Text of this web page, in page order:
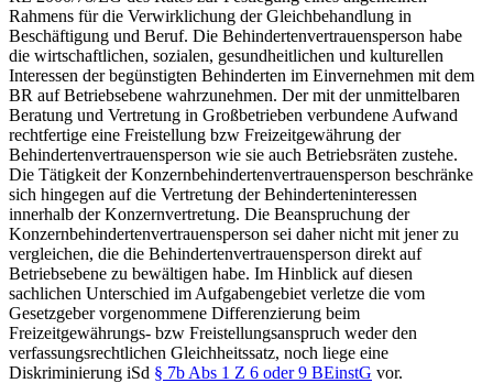
Rahmens für die Verwirklichung der Gleichbehandlung in
Beschäftigung und Beruf. Die Behindertenvertrauensperson habe
die wirtschaftlichen, sozialen, gesundheitlichen und kulturellen
Interessen der begünstigten Behinderten im Einvernehmen mit dem
BR auf Betriebsebene wahrzunehmen. Der mit der unmittelbaren
Beratung und Vertretung in Großbetrieben verbundene Aufwand
rechtfertige eine Freistellung bzw Freizeitgewährung der
Behindertenvertrauensperson wie sie auch Betriebsräten zustehe.
Die Tätigkeit der Konzernbehindertenvertrauensperson beschränke
sich hingegen auf die Vertretung der Behinderteninteressen
innerhalb der Konzernvertretung. Die Beanspruchung der
Konzernbehindertenvertrauensperson sei daher nicht mit jener zu
vergleichen, die die Behindertenvertrauensperson direkt auf
Betriebsebene zu bewältigen habe. Im Hinblick auf diesen
sachlichen Unterschied im Aufgabengebiet verletze die vom
Gesetzgeber vorgenommene Differenzierung beim
Freizeitgewährungs- bzw Freistellungsanspruch weder den
verfassungsrechtlichen Gleichheitssatz, noch liege eine
Diskriminierung iSd § 7b Abs 1 Z 6 oder 9 BEinstG vor.